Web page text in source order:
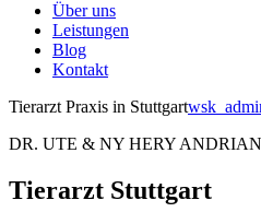
Über uns
Leistungen
Blog
Kontakt
Tierarzt Praxis in Stuttgart
DR. UTE & NY HERY
Tierarzt Stuttgart